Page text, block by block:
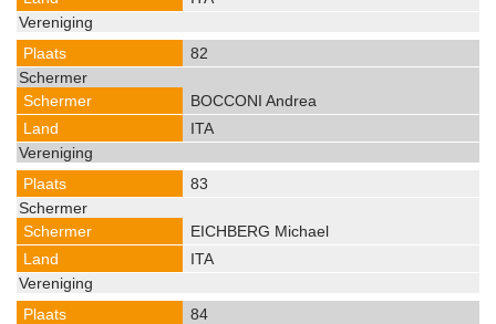
82
BOCCONI Andrea
ITA
83
EICHBERG Michael
ITA
84